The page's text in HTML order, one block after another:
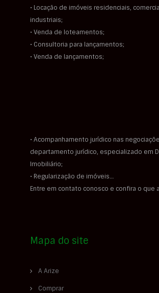
• Locação de imóveis residenciais,
industriais;
• Venda de loteamentos;
• Consultoria para lançamentos;
• Venda de lançamentos;
• Acompanhamento jurídico nas
departamento jurídico, especializado em
Imobiliário;
• Regularização de imóveis…
Entre em contato conosco e confira o que
Mapa do site
A Arize
Comprar